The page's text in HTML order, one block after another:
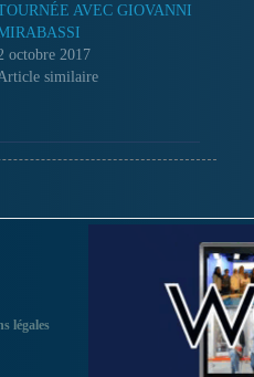
AVEC GIOVANNI
octobre 2017
similaire
légales